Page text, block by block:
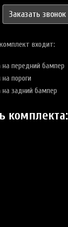
Заказать звонок
входит:
на передний бампер
пороги
на задний бампер
комплекта: